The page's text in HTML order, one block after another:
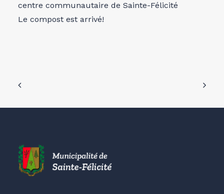
centre communautaire de Sainte-Félicité
Le compost est arrivé!